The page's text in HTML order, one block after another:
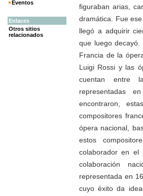
Eventos
Enlaces
Otros sitios
relacionados
figuraban arias,
dramática. Fue
llegó a adquirir
que luego
Francia de la
Luigi Rossi y las
cuentan entre
representadas
encontraron,
compositores
ópera nacional,
estos
colaborador en el
colaboración
representada en
cuyo éxito da